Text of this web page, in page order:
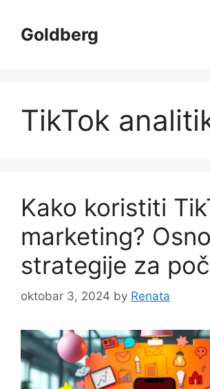
contentGoldberg
TikTok
Kako koristiti
marketing?
strategije za
oktobar 3, 2024 by Renata